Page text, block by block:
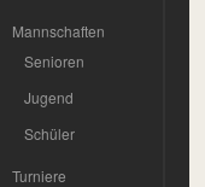
Mannschaften
Senioren
Jugend
Schüler
Turniere